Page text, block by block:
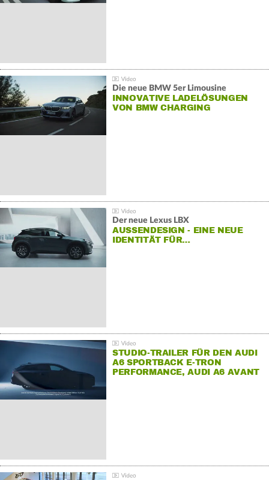
Die neue BMW 5er Limousine
INNOVATIVE LADELÖSUNGEN
VON BMW CHARGING
Der neue Lexus LBX
AUSSENDESIGN - EINE NEUE I
DENTITÄT FÜR…
STUDIO-TRAILER FÜR DEN AUDI
A6 SPORTBACK E-TRON
PERFORMANCE, AUDI A6 AVANT